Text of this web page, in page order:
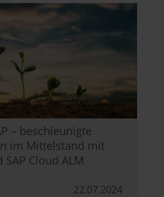
– beschleunigte
im Mittelstand mit
SAP Cloud ALM
22.07.2024